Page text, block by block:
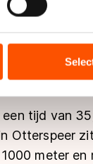
gebruik van
andere
de GDPR.
. tijd van
Otterspeer
meter